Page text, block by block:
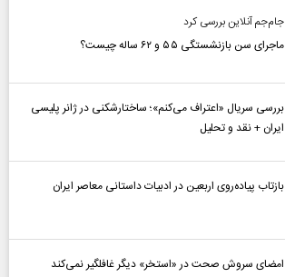
جام‌جم آنلاین بررسی کرد
ماجرای سن بازنشستگی ۵۵ و ۶۲ ساله چیست؟
بررسی سریال «اعتراف می‌کنم»؛ ساختارشکنی در ژانر پلیسی
ایران + نقد و تحلیل
بازتاب پیاده‌روی اربعین در ادبیات داستانی معاصر ایران
امضای سروش صحت در «استخر» دیگر غافلگیر نمی‌کند